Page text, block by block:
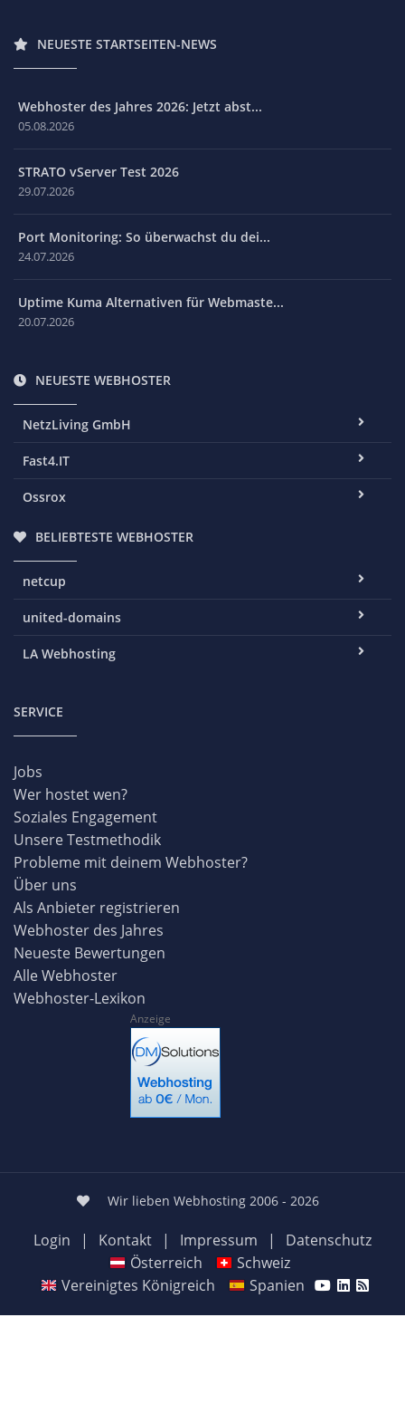
NEUESTE STARTSEITEN-NEWS
Webhoster des Jahres 2026: Jetzt abst...
05.08.2026
STRATO vServer Test 2026
29.07.2026
Port Monitoring: So überwachst du dei...
24.07.2026
Uptime Kuma Alternativen für Webmaste...
20.07.2026
NEUESTE WEBHOSTER
NetzLiving GmbH
Fast4.IT
Ossrox
BELIEBTESTE WEBHOSTER
netcup
united-domains
LA Webhosting
SERVICE
Jobs
Wer hostet wen?
Soziales Engagement
Unsere Testmethodik
Probleme mit deinem Webhoster?
Über uns
Als Anbieter registrieren
Webhoster des Jahres
Neueste Bewertungen
Alle Webhoster
Webhoster-Lexikon
Anzeige
Wir lieben Webhosting 2006 - 2026
Login | Kontakt | Impressum |
Datenschutz
Österreich
Schweiz
Vereinigtes Königreich
Spanien